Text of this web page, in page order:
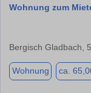
Wohnung zum
Bergisch Gladbach,
Wohnung ca.